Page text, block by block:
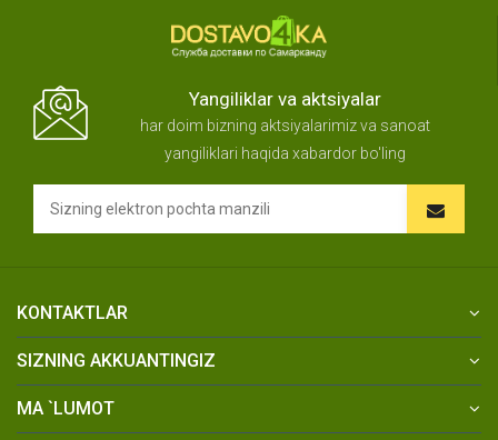
Yangiliklar va aktsiyalar
har doim bizning aktsiyalarimiz va sanoat
yangiliklari haqida xabardor bo'ling
KONTAKTLAR
SIZNING AKKUANTINGIZ
MA `LUMOT